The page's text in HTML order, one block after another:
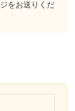
をお送りくだ